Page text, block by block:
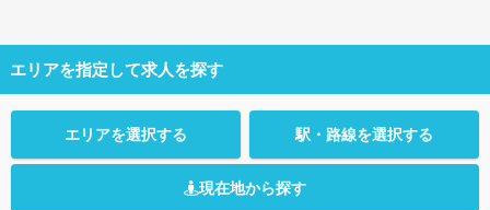
エリアを指定して求人を探す
エリアを選択する 駅・路線を選択する
現在地から探す